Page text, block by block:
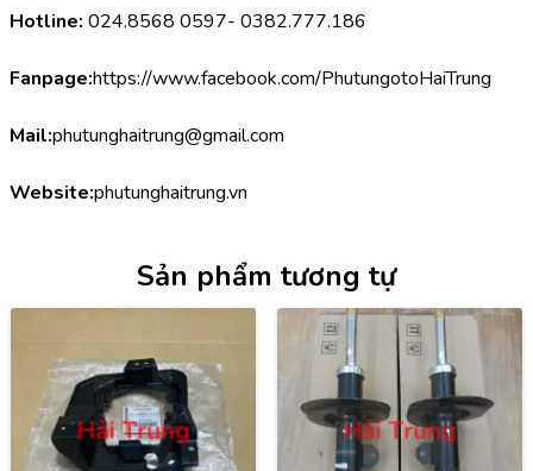
Hotline: 024.8568 0597- 0382.777.186
Fanpage:https://www.facebook.com/PhutungotoHaiTrung
Mail:phutunghaitrung@gmail.com
Website:phutunghaitrung.vn
Sản phẩm tương tự